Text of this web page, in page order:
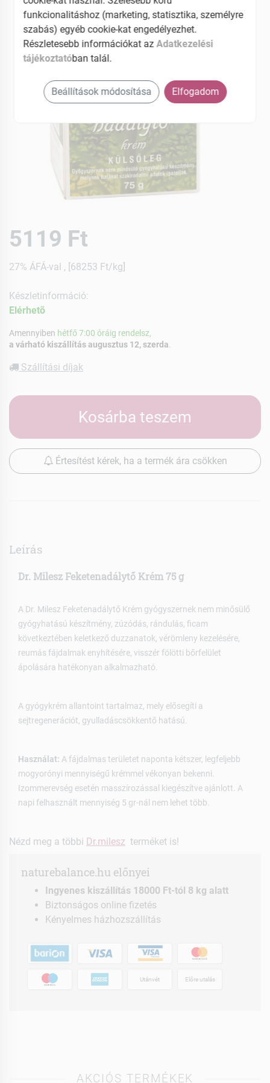
5119 Ft
27% ÁFÁ-val , [68253 Ft/kg]
Készletinformáció:
Elérhetõ
Amennyiben hétfő 7:00 óráig rendelsz,
a várható kiszállítás augusztus 12, szerda
Szállítási díjak
Kosárba teszem
Értesítést kérek, ha a termék ára csökken
Leírás
Dr. Milesz Feketenadálytő Krém 75 g
A Dr. Milesz Feketenadálytő Krém gyógyszernek nem minősülő
gyógyhatású készítmény, zúzódás, rándulás, ficam
következtében keletkező duzzanatok, vérömleny kezelésére,
reumás fájdalmak enyhítésére, visszér fölötti bőrfelület
ápolására hatékonyan alkalmazható.
A gyógykrém allantoint tartalmaz, mely elősegíti a
sejtregenerációt, gyulladáscsökkentő hatású.
Használat: A fájdalmas területet naponta kétszer, legfeljebb
mogyorónyi mennyiségű krémmel vékonyan bekenni.
Izommerevség esetén masszírozással kiegészítve ajánlott. A
napi felhasznált mennyiség 5 gr-nál nem lehet több.
Nézd meg a többi Dr.milesz terméket is!
naturebalance.hu előnyei
Ingyenes kiszállítás 18000 Ft-tól 8 kg alatt
Biztonságos online fizetés
Kényelmes házhozszállítás
Utánvét Előre utalás
AKCIÓS TERMÉKEK
funkcionalitáshoz (marketing, statisztika, személyre
szabás) egyéb cookie-kat engedélyezhet.
Részletesebb információkat az Adatkezelési
tájékoztatóban talál.
Beállítások módosítása Elfogadom